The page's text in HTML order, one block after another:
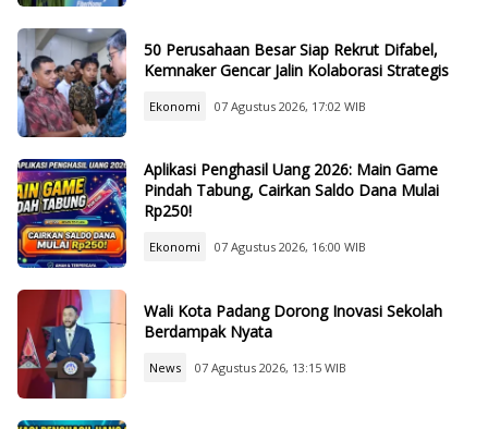
50 Perusahaan Besar Siap Rekrut Difabel,
Kemnaker Gencar Jalin Kolaborasi Strategis
Ekonomi 07 Agustus 2026, 17:02 WIB
Aplikasi Penghasil Uang 2026: Main Game
Pindah Tabung, Cairkan Saldo Dana Mulai
Rp250!
Ekonomi 07 Agustus 2026, 16:00 WIB
Wali Kota Padang Dorong Inovasi Sekolah
Berdampak Nyata
News 07 Agustus 2026, 13:15 WIB